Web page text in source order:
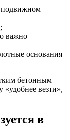
подвижном
важно
основания
бетонным
везти»,
в